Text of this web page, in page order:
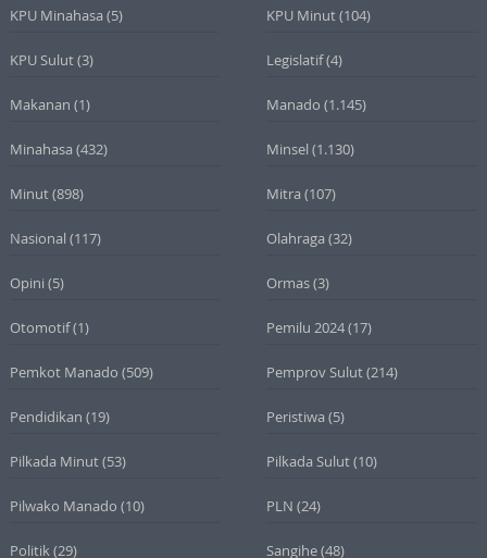
KPU Minahasa (5) KPU Minut(104)
KPU Sulut(3) Legislatif(4)
Makanan (1) Manado (1.145)
Minahasa (432) Minsel (1.130)
Minut(898) Mitra (107)
Nasional (117) Olahraga (32)
Opini (5) Ormas(3)
Otomotif(1) Pemilu 2024(17)
Pemkot Manado (509) Pemprov Sulut(214)
Pendidikan (19) Peristiwa (5)
Pilkada Minut(53) Pilkada Sulut(10)
Pilwako Manado (10) PLN (24)
Politik (29) Sangihe(48)